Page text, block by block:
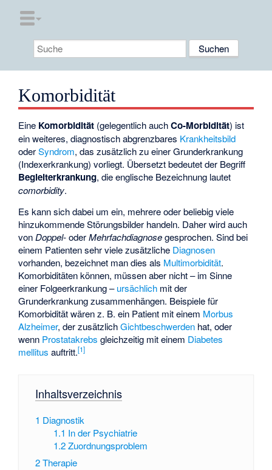
Komorbidität
Eine Komorbidität (gelegentlich auchCo-Morbidität) ist
ein weiteres, diagnostisch abgrenzbares Krankheitsbild
oderSyndrom, das zusätzlich zu einerGrunderkrankung
(Indexerkrankung) vorliegt. Übersetzt bedeutet der Begriff
Begleiterkrankung, die englische Bezeichnung lautet
comorbidity.
Es kann sich dabei um ein, mehrere oder beliebig viele
hinzukommende Störungsbilder handeln. Daher wird auch
vonDoppel-oderMehrfachdiagnosegesprochen. Sind bei
einem Patienten sehr viele zusätzliche Diagnosen
vorhanden, bezeichnet man dies als Multimorbidität.
Komorbiditäten können, müssen aber nicht – im Sinne
einer Folgeerkrankung –ursächlich mit der
Grunderkrankung zusammenhängen. Beispiele für
Komorbidität wären z. B. ein Patient mit einem Morbus
Alzheimer, der zusätzlichGichtbeschwerden hat, oder
wenn Prostatakrebs gleichzeitig mit einem Diabetes
mellitus auftritt.[1]
Inhaltsverzeichnis
1 Diagnostik
1.1 In der Psychiatrie
1.2 Zuordnungsproblem
2Therapie